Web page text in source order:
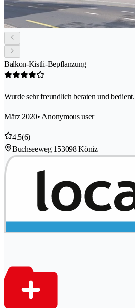
Balkon-Kistli-Bepflanzung
Wurde sehr freundlich beraten und bedient.
März 2020• Anonymous user
4.5(6)
Buchseeweg 153098 Köniz